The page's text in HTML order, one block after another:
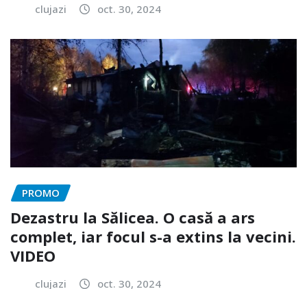
clujazi oct. 30, 2024
PROMO
Dezastru la Sălicea. O casă a ars
complet, iar focul s-a extins la vecini.
VIDEO
clujazi oct. 30, 2024